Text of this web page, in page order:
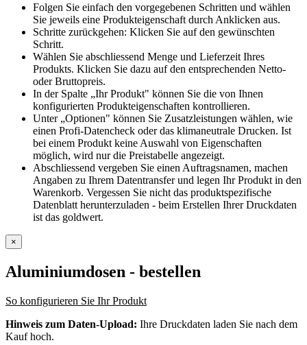
Folgen Sie einfach den vorgegebenen Schritten und wählen
Sie jeweils eine Produkteigenschaft durch Anklicken aus.
Schritte zurückgehen: Klicken Sie auf den gewünschten
Schritt.
Wählen Sie abschliessend Menge und Lieferzeit Ihres
Produkts. Klicken Sie dazu auf den entsprechenden Netto-
oder Bruttopreis.
In der Spalte „Ihr Produkt" können Sie die von Ihnen
konfigurierten Produkteigenschaften kontrollieren.
Unter „Optionen" können Sie Zusatzleistungen wählen, wie
einen Profi-Datencheck oder das klimaneutrale Drucken. Ist
bei einem Produkt keine Auswahl von Eigenschaften
möglich, wird nur die Preistabelle angezeigt.
Abschliessend vergeben Sie einen Auftragsnamen, machen
Angaben zu Ihrem Datentransfer und legen Ihr Produkt in den
Warenkorb. Vergessen Sie nicht das produktspezifische
Datenblatt herunterzuladen - beim Erstellen Ihrer Druckdaten
ist das goldwert.
×
Aluminiumdosen - bestellen
So konfigurieren Sie Ihr Produkt
Hinweis zum Daten-Upload: Ihre Druckdaten laden Sie nach dem
Kauf hoch.